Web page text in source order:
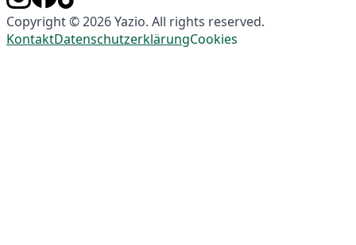
Copyright © 2026 Yazio. All rights reserved.
KontaktDatenschutzerklärungCookies